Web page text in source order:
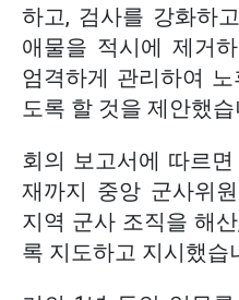
하고, 검사를 강화하
애물을 적시에 제거
엄격하게 관리하여
도록 할 것을 제안했습
회의 보고서에 따르
재까지 중앙 군사위
지역 군사 조직을 해
록 지도하고 지시했습